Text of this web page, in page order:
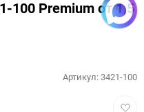
100 Premium от 1,5
Артикул:3421-100